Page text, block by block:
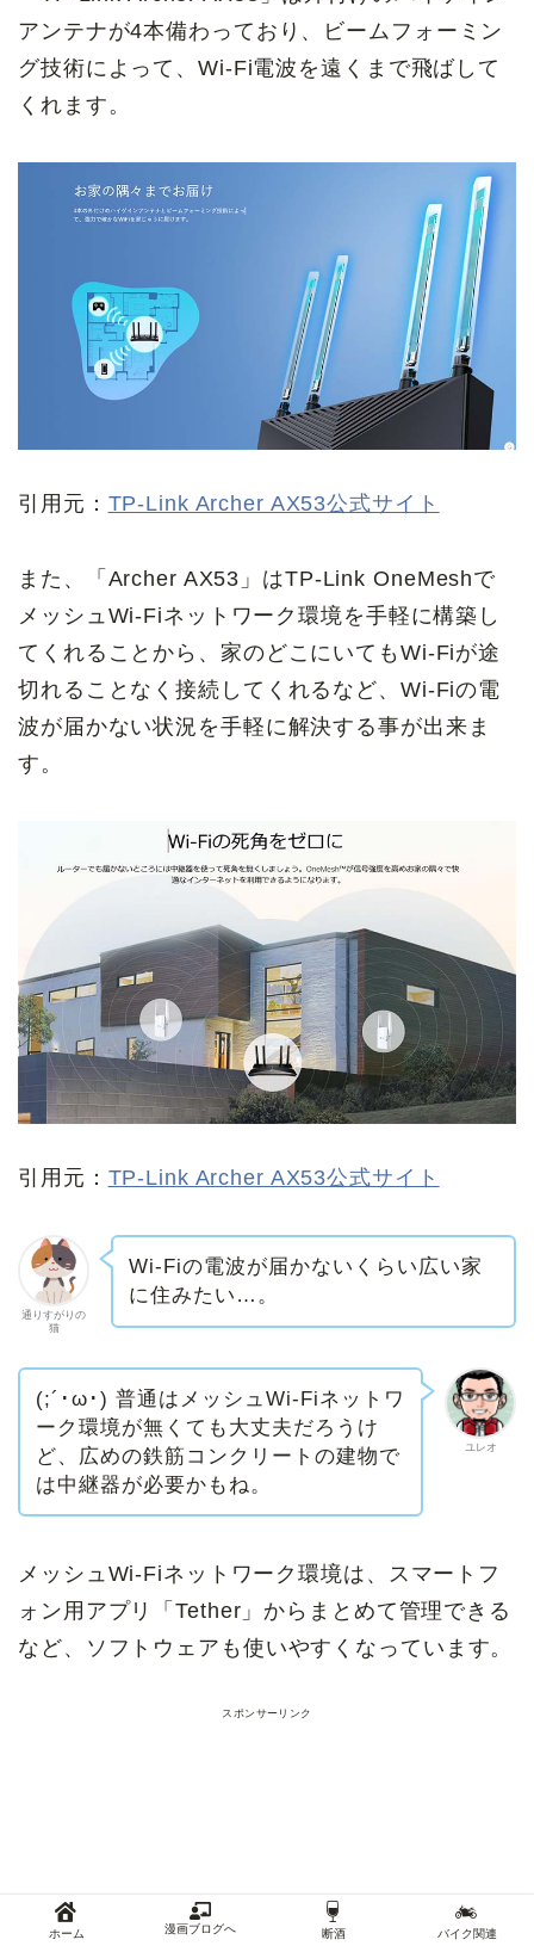
アンテナが4本備わっており、ビームフォーミン
グ技術によって、Wi-Fi電波を遠くまで飛ばして
くれます。
引用元： TP-Link Archer AX53公式サイト
また、「Archer AX53」はTP-Link OneMeshで
メッシュWi-Fiネットワーク環境を手軽に構築し
てくれることから、家のどこにいてもWi-Fiが途
切れることなく接続してくれるなど、Wi-Fiの電
波が届かない状況を手軽に解決する事が出来ま
す。
引用元： TP-Link Archer AX53公式サイト
通りすがりの
猫
Wi-Fiの電波が届かないくらい広い家
に住みたい…。
ユレオ
(;´･ω･) 普通はメッシュWi-Fiネットワ
ーク環境が無くても大丈夫だろうけ
ど、広めの鉄筋コンクリートの建物で
は中継器が必要かもね。
メッシュWi-Fiネットワーク環境は、スマートフ
ォン用アプリ「Tether」からまとめて管理できる
など、ソフトウェアも使いやすくなっています。
スポンサーリンク
ホーム 漫画ブログへ 断酒 バイク関連